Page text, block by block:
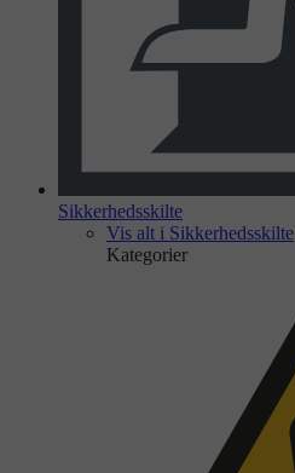
Sikkerhedsskilte
Vis alt i Sikkerhedsskilte
Kategorier